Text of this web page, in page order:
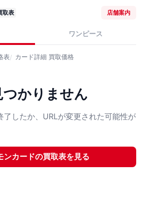
取表 店舗案内
ワンピース
表 カード詳細 買取価格
かりません
了したか、URLが変更された可能性が
ンカードの買取表を見る